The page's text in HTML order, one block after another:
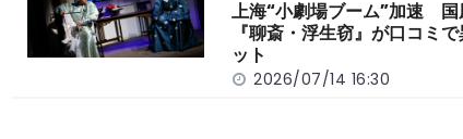
上海“小劇場ブーム”加速 国
『聊斎・浮生窃』が口コミ
ット
2026/07/14 16:30